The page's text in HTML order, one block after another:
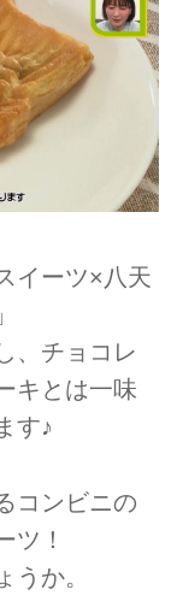
イーツ×八天
、チョコレ
キとは一味
す♪
コンビニの
ツ！
か。